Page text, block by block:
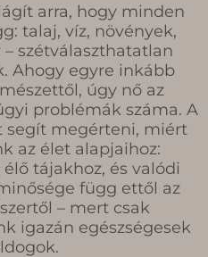
arra, hogy minden
talaj, víz, növények,
szétválaszthatatlan
Ahogy egyre inkább
úgy nő az
problémák száma. A
segít megérteni, miért
az élet alapjaihoz:
tájakhoz, és valódi
függ ettől az
– mert csak
igazán egészségesek